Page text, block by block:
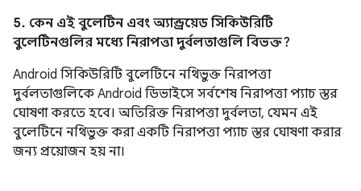
5. কেন এই বুলেটিন এবং অ্যান্ড্রয়েড সিকিউরিটি
বুলেটিনগুলির মধ্যে নিরাপত্তা দুর্বলতাগুলি বিভক্ত?
Android সিকিউরিটি বুলেটিনে নথিভুক্ত নিরাপত্তা
দুর্বলতাগুলিকে Android ডিভাইসে সর্বশেষ নিরাপত্তা প্যাচ স্তর
ঘোষণা করতে হবে। অতিরিক্ত নিরাপত্তা দুর্বলতা, যেমন এই
বুলেটিনে নথিভুক্ত করা একটি নিরাপত্তা প্যাচ স্তর ঘোষণা করার
জন্য প্রয়োজন হয় না।